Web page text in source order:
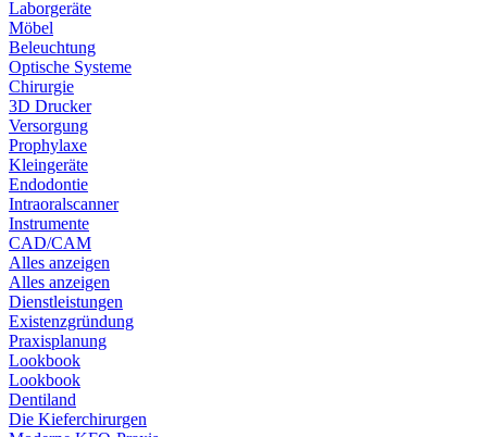
Laborgeräte
Möbel
Beleuchtung
Optische Systeme
Chirurgie
3D Drucker
Versorgung
Prophylaxe
Kleingeräte
Endodontie
Intraoralscanner
Instrumente
CAD/CAM
Alles anzeigen
Alles anzeigen
Dienstleistungen
Existenzgründung
Praxisplanung
Lookbook
Lookbook
Dentiland
Die Kieferchirurgen